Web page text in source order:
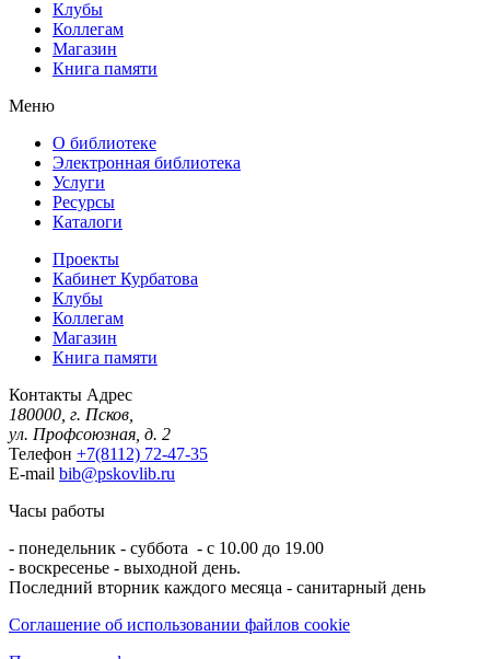
Клубы
Коллегам
Магазин
Книга памяти
Меню
О библиотеке
Электронная библиотека
Услуги
Ресурсы
Каталоги
Проекты
Кабинет Курбатова
Клубы
Коллегам
Магазин
Книга памяти
Контакты Адрес
180000, г. Псков,
ул. Профсоюзная, д. 2
Телефон +7(8112) 72-47-35
E-mail bib@pskovlib.ru
Часы работы
- понедельник - суббота - с 10.00 до 19.00
- воскресенье - выходной день.
Последний вторник каждого месяца - санитарный день
Соглашение об использовании файлов cookie